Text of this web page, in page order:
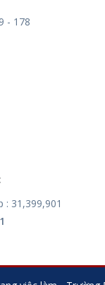
- 178
: 31,399,901